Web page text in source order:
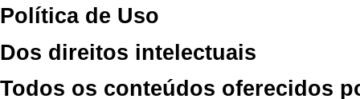
Política de Uso
Dos direitos intelectuais
Todos os conteúdos oferecidos